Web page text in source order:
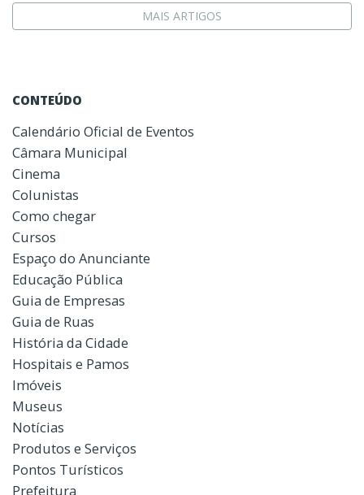
MAIS ARTIGOS
CONTEÚDO
Calendário Oficial de Eventos
Câmara Municipal
Cinema
Colunistas
Como chegar
Cursos
Espaço do Anunciante
Educação Pública
Guia de Empresas
Guia de Ruas
História da Cidade
Hospitais e Pamos
Imóveis
Museus
Notícias
Produtos e Serviços
Pontos Turísticos
Prefeitura